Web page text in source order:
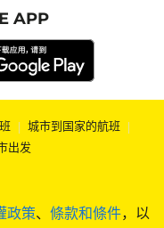
政策、 條款和條件，以
APP
| 城市到国家的航班 |
出发